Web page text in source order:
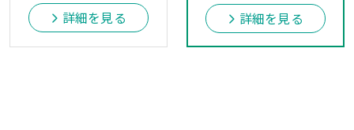
詳細を見る 詳細を見る